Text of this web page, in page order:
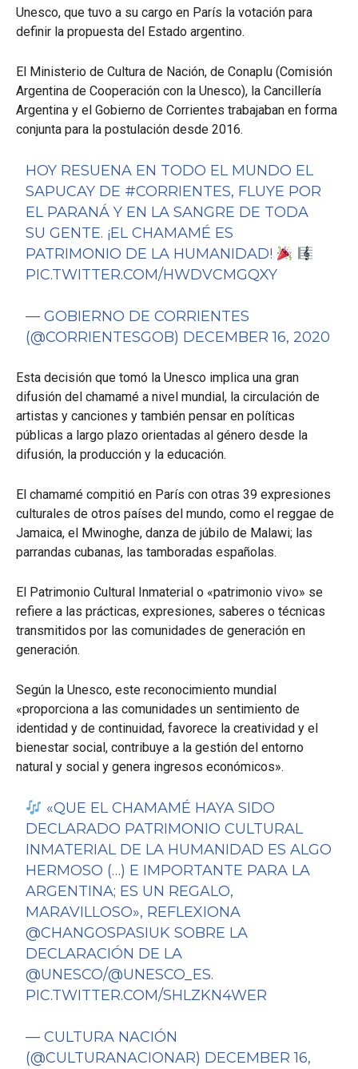
Unesco, que tuvo a su cargo en París la votación para
definir la propuesta del Estado argentino.
El Ministerio de Cultura de Nación, de Conaplu (Comisión
Argentina de Cooperación con la Unesco), la Cancillería
Argentina y el Gobierno de Corrientes trabajaban en forma
conjunta para la postulación desde 2016.
HOY RESUENA EN TODO EL MUNDO EL
SAPUCAY DE #CORRIENTES, FLUYE POR
EL PARANÁ Y EN LA SANGRE DE TODA
SU GENTE. ¡EL CHAMAMÉ ES
PATRIMONIO DE LA HUMANIDAD!
PIC.TWITTER.COM/HWDVCMGQXY
— GOBIERNO DE CORRIENTES
(@CORRIENTESGOB) DECEMBER 16, 2020
Esta decisión que tomó la Unesco implica una gran
difusión del chamamé a nivel mundial, la circulación de
artistas y canciones y también pensar en políticas
públicas a largo plazo orientadas al género desde la
difusión, la producción y la educación.
El chamamé compitió en París con otras 39 expresiones
culturales de otros países del mundo, como el reggae de
Jamaica, el Mwinoghe, danza de júbilo de Malawi; las
parrandas cubanas, las tamboradas españolas.
El Patrimonio Cultural Inmaterial o «patrimonio vivo» se
refiere a las prácticas, expresiones, saberes o técnicas
transmitidos por las comunidades de generación en
generación.
Según la Unesco, este reconocimiento mundial
«proporciona a las comunidades un sentimiento de
identidad y de continuidad, favorece la creatividad y el
bienestar social, contribuye a la gestión del entorno
natural y social y genera ingresos económicos».
«QUE EL CHAMAMÉ HAYA SIDO
DECLARADO PATRIMONIO CULTURAL
INMATERIAL DE LA HUMANIDAD ES ALGO
HERMOSO (…) E IMPORTANTE PARA LA
ARGENTINA; ES UN REGALO,
MARAVILLOSO», REFLEXIONA
@CHANGOSPASIUK SOBRE LA
DECLARACIÓN DE LA
@UNESCO/@UNESCO_ES.
PIC.TWITTER.COM/SHLZKN4WER
— CULTURA NACIÓN
(@CULTURANACIONAR) DECEMBER 16,